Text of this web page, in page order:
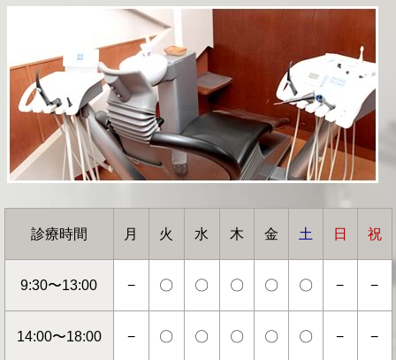
診療時間 月 火 水 木 金 土 日 祝
9:30〜13:00 − 〇 〇 〇 〇 〇 − −
14:00〜18:00 − 〇 〇 〇 〇 〇 − −